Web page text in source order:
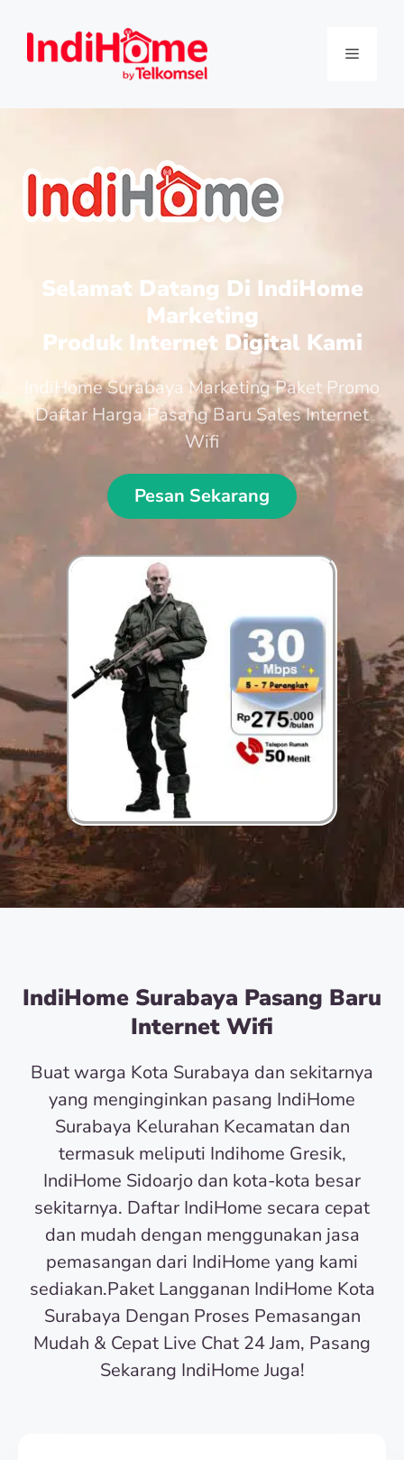
Selamat Datang Di IndiHome
Marketing
Produk Internet Digital Kami
IndiHome Surabaya Marketing Paket Promo
Daftar Harga Pasang Baru Sales Internet
Wifi
Pesan Sekarang
IndiHome Surabaya Pasang Baru
Internet Wifi
Buat warga Kota Surabaya dan sekitarnya
yang menginginkan pasang IndiHome
Surabaya Kelurahan Kecamatan dan
termasuk meliputi Indihome Gresik,
IndiHome Sidoarjo dan kota-kota besar
sekitarnya. Daftar IndiHome secara cepat
dan mudah dengan menggunakan jasa
pemasangan dari IndiHome yang kami
sediakan.Paket Langganan IndiHome Kota
Surabaya Dengan Proses Pemasangan
Mudah & Cepat Live Chat 24 Jam, Pasang
Sekarang IndiHome Juga!